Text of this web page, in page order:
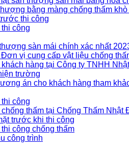
bằng màng chống thấm
thi công
công
sàn mái chính xác nhất
vị cung cấp vật liệu chống
hàng tại Công ty TNHH
trường
án cho khách hàng tham
công
thấm tại Chống Thấm Nhật
trước khi thi công
công chống thấm
công trình